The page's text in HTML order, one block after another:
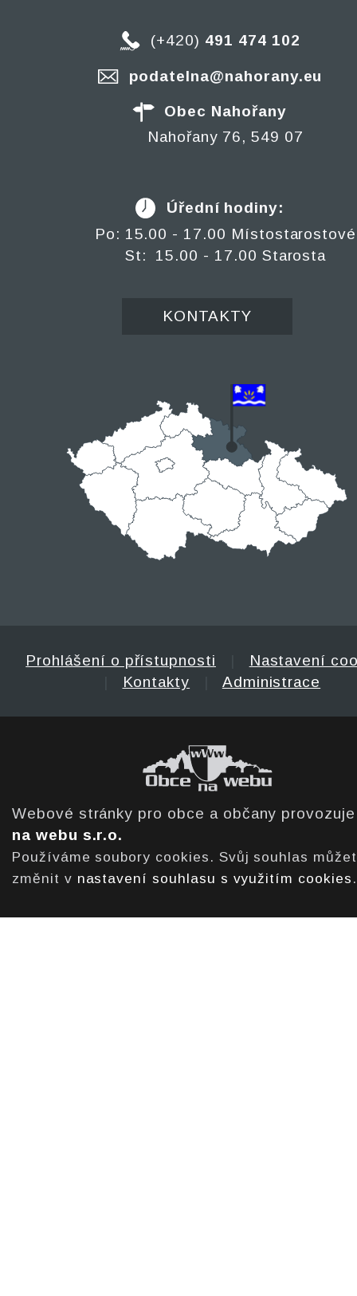
(+420) 491 474 102
podatelna@nahorany.eu
Obec Nahořany
Nahořany 76, 549 07
Úřední hodiny:
Po: 15.00 - 17.00 Místostarostové
St: 15.00 - 17.00 Starosta
KONTAKTY
Prohlášení o přístupnosti
Nastavení
Kontakty Administrace
Webové stránky pro obce a občany
na webu s.r.o.
Používáme soubory cookies. Svůj souhlas
změnit v nastavení souhlasu s využitím cookies .